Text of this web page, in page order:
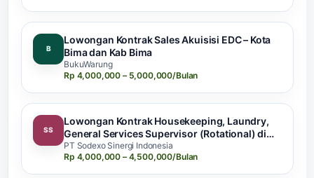
B
Lowongan Kontrak Sales Akuisisi EDC – Kota
Bima dan Kab Bima
BukuWarung
Rp 4,000,000 – 5,000,000/Bulan
SS
Lowongan Kontrak Housekeeping, Laundry,
General Services Supervisor (Rotational) di
Sulawesi Tengah
PT Sodexo Sinergi Indonesia
Rp 4,000,000 – 4,500,000/Bulan